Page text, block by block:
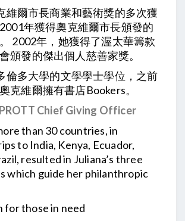
維爾市長商業和藝術獎的多次獲
年獲得奧克維爾市長頒發的
2002年，她獲得了渥太華籌款
頒發的傑出個人慈善家獎。
倫多大學的文學學士學位，之前
克維爾擁有書店Bookers。
Chief Giving Officer
than 30 countries, in
to India, Kenya, Ecuador,
resulted in Juliana’s three
which guide her philanthropic
for those in need